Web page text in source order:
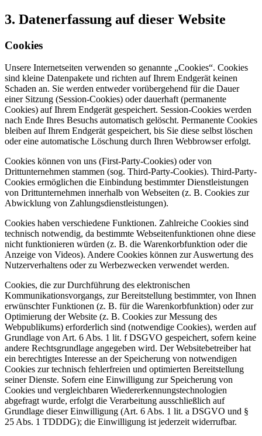
3. Datenerfassung auf dieser Website
Cookies
Unsere Internetseiten verwenden so genannte „Cookies“. Cookies
sind kleine Datenpakete und richten auf Ihrem Endgerät keinen
Schaden an. Sie werden entweder vorübergehend für die Dauer
einer Sitzung (Session-Cookies) oder dauerhaft (permanente
Cookies) auf Ihrem Endgerät gespeichert. Session-Cookies werden
nach Ende Ihres Besuchs automatisch gelöscht. Permanente Cookies
bleiben auf Ihrem Endgerät gespeichert, bis Sie diese selbst löschen
oder eine automatische Löschung durch Ihren Webbrowser erfolgt.
Cookies können von uns (First-Party-Cookies) oder von
Drittunternehmen stammen (sog. Third-Party-Cookies). Third-Party-
Cookies ermöglichen die Einbindung bestimmter Dienstleistungen
von Drittunternehmen innerhalb von Webseiten (z. B. Cookies zur
Abwicklung von Zahlungsdienstleistungen).
Cookies haben verschiedene Funktionen. Zahlreiche Cookies sind
technisch notwendig, da bestimmte Webseitenfunktionen ohne diese
nicht funktionieren würden (z. B. die Warenkorbfunktion oder die
Anzeige von Videos). Andere Cookies können zur Auswertung des
Nutzerverhaltens oder zu Werbezwecken verwendet werden.
Cookies, die zur Durchführung des elektronischen
Kommunikationsvorgangs, zur Bereitstellung bestimmter, von Ihnen
erwünschter Funktionen (z. B. für die Warenkorbfunktion) oder zur
Optimierung der Website (z. B. Cookies zur Messung des
Webpublikums) erforderlich sind (notwendige Cookies), werden auf
Grundlage von Art. 6 Abs. 1 lit. f DSGVO gespeichert, sofern keine
andere Rechtsgrundlage angegeben wird. Der Websitebetreiber hat
ein berechtigtes Interesse an der Speicherung von notwendigen
Cookies zur technisch fehlerfreien und optimierten Bereitstellung
seiner Dienste. Sofern eine Einwilligung zur Speicherung von
Cookies und vergleichbaren Wiedererkennungstechnologien
abgefragt wurde, erfolgt die Verarbeitung ausschließlich auf
Grundlage dieser Einwilligung (Art. 6 Abs. 1 lit. a DSGVO und §
25 Abs. 1 TDDDG); die Einwilligung ist jederzeit widerrufbar.